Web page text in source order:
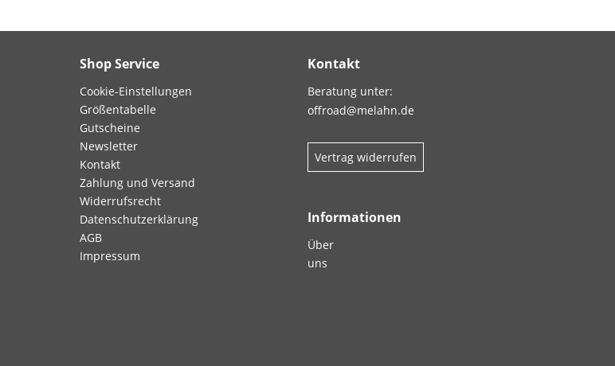
Shop Service
Cookie-Einstellungen
Größentabelle
Gutscheine
Newsletter
Kontakt
Zahlung und Versand
Widerrufsrecht
Datenschutzerklärung
AGB
Impressum
Kontakt
Beratung unter:
offroad@melahn.de
Vertrag widerrufen
Informationen
Über
uns